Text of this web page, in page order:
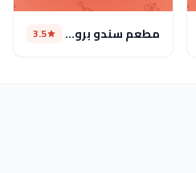
مطعم سندو بروست 3.5